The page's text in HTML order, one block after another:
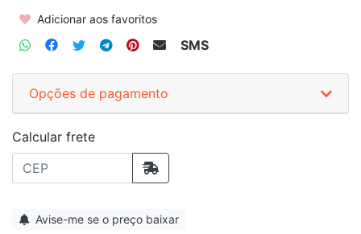
Adicionar aos favoritos
SMS
Opções de pagamento
Calcular frete
Avise-me se o preço baixar